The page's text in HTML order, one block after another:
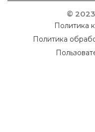
©
Политика
Политика